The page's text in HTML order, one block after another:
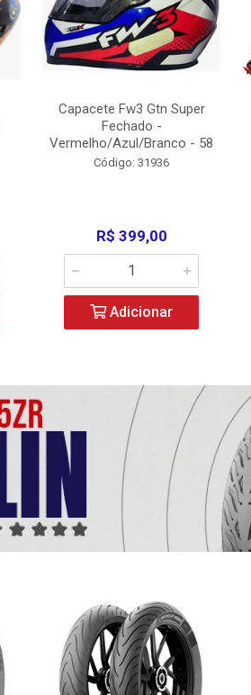
Capacete Fw3 Gtn Super
Fechado -
Vermelho/Azul/Branco - 58
Código: 31936
R$ 399,00
Adicionar